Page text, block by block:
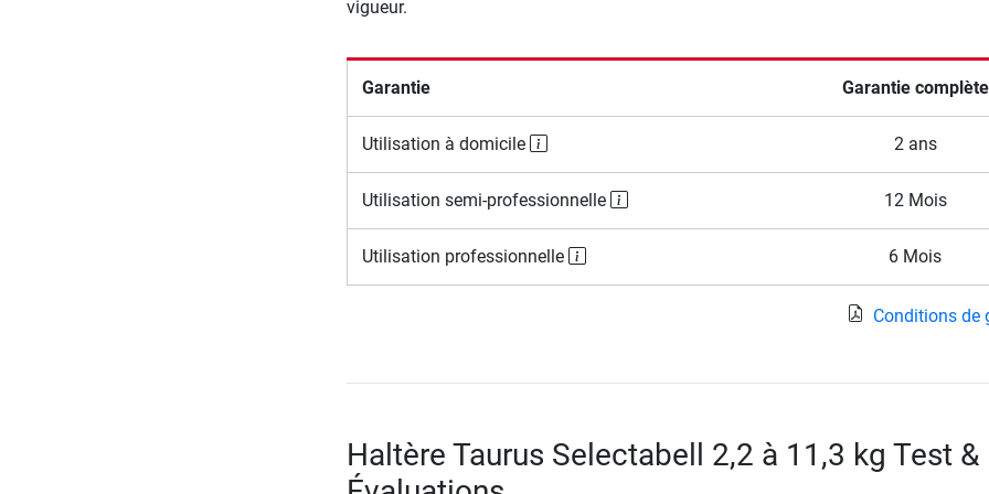
vigueur.
Garantie Garantie complète
Utilisation à domicile 2 ans
Utilisation semi-professionnelle 12 Mois
Utilisation professionnelle 6 Mois
Conditions de
Haltère Taurus Selectabell 2,2 à 11,3 kg Test &